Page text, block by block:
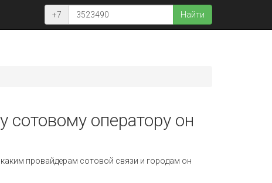
+7 Найти
сотовому оператору он
провайдерам сотовой связи и городам он